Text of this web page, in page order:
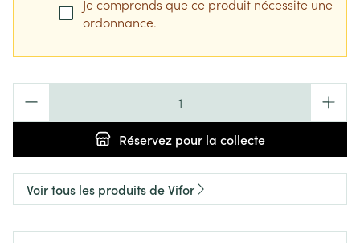
Je comprends que ce produit nécessite une
ordonnance.
Réservez pour la collecte
Voir tous les produits de Vifor